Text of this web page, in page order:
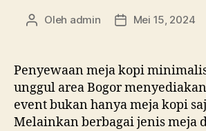
Penulis
Oleh admin
Tanggal
Mei 15, 2024
Penyewaan meja kopi
unggul area Bogor
event bukan hanya meja kopi
Melainkan berbagai jenis meja